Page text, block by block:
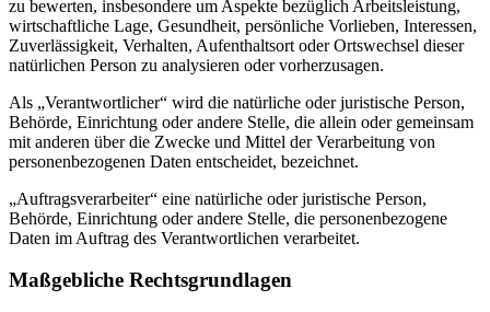
zu bewerten, insbesondere um Aspekte bezüglich Arbeitsleistung,
wirtschaftliche Lage, Gesundheit, persönliche Vorlieben, Interessen,
Zuverlässigkeit, Verhalten, Aufenthaltsort oder Ortswechsel dieser
natürlichen Person zu analysieren oder vorherzusagen.
Als „Verantwortlicher“ wird die natürliche oder juristische Person,
Behörde, Einrichtung oder andere Stelle, die allein oder gemeinsam
mit anderen über die Zwecke und Mittel der Verarbeitung von
personenbezogenen Daten entscheidet, bezeichnet.
„Auftragsverarbeiter“ eine natürliche oder juristische Person,
Behörde, Einrichtung oder andere Stelle, die personenbezogene
Daten im Auftrag des Verantwortlichen verarbeitet.
Maßgebliche Rechtsgrundlagen